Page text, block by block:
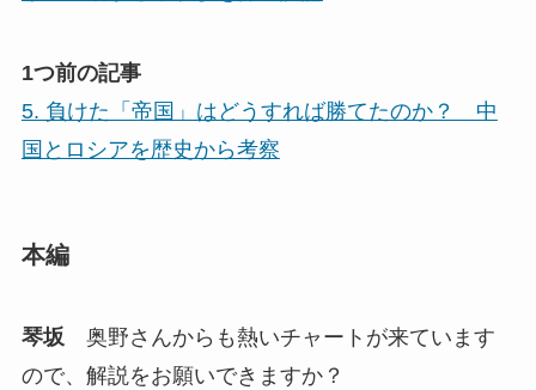
1つ前の記事
5. 負けた「帝国」はどうすれば勝てたのか？ 中
国とロシアを歴史から考察
本編
琴坂奥野さんからも熱いチャートが来ています
ので、解説をお願いできますか？